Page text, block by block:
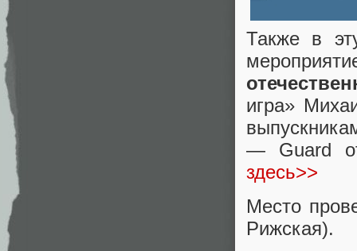
Также в
игра»
— Guard
здесь>>
Место
Рижская).